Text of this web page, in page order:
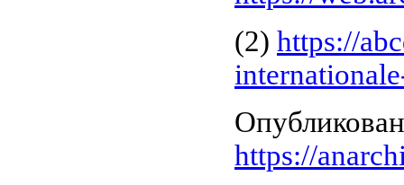
(2) https://
https://